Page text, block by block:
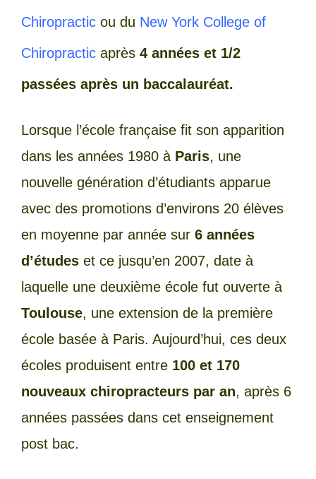
Chiropractic ou du New York College of
Chiropractic après 4 années et 1/2
passées après un baccalauréat.
Lorsque l’école française fit son apparition
dans les années 1980 à Paris, une
nouvelle génération d’étudiants apparue
avec des promotions d’environs 20 élèves
en moyenne par année sur 6 années
d’études et ce jusqu’en 2007, date à
laquelle une deuxième école fut ouverte à
Toulouse, une extension de la première
école basée à Paris. Aujourd’hui, ces deux
écoles produisent entre 100 et 170
nouveaux chiropracteurs par an, après 6
années passées dans cet enseignement
post bac.